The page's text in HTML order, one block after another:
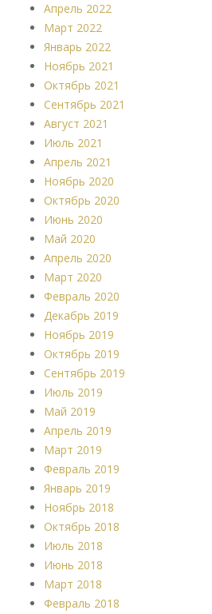
Апрель 2022
Март 2022
Январь 2022
Ноябрь 2021
Октябрь 2021
Сентябрь 2021
Август 2021
Июль 2021
Апрель 2021
Ноябрь 2020
Октябрь 2020
Июнь 2020
Май 2020
Апрель 2020
Март 2020
Февраль 2020
Декабрь 2019
Ноябрь 2019
Октябрь 2019
Сентябрь 2019
Июль 2019
Май 2019
Апрель 2019
Март 2019
Февраль 2019
Январь 2019
Ноябрь 2018
Октябрь 2018
Июль 2018
Июнь 2018
Март 2018
Февраль 2018